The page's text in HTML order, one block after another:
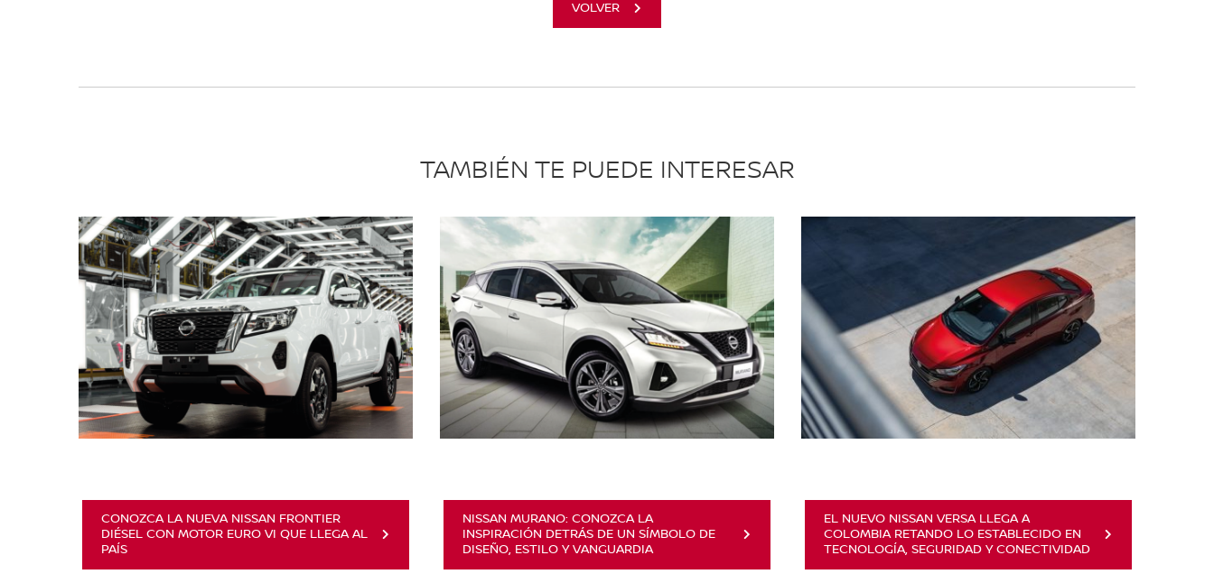
VOLVER
TAMBIÉN TE PUEDE INTERESAR
CONOZCA LA NUEVA NISSAN FRONTIER
DIÉSEL CON MOTOR EURO VI QUE LLEGA AL
PAÍS
NISSAN MURANO: CONOZCA LA
INSPIRACIÓN DETRÁS DE UN SÍMBOLO DE
DISEÑO, ESTILO Y VANGUARDIA
EL NUEVO NISSAN VERSA LLEGA A
COLOMBIA RETANDO LO ESTABLECIDO EN
TECNOLOGÍA, SEGURIDAD Y CONECTIVIDAD